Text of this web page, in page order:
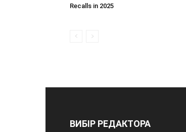
Recalls in 2025
ВИБІР РЕДАКТОРА